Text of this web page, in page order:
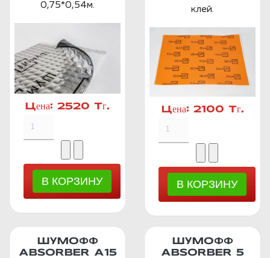
0,75*0,54м.
Цена: 2520 Тг.
клей.
Цена: 2100 Тг.
ШУМОФФ
ABSORBER А15
ШУМОФФ
ABSORBER 5